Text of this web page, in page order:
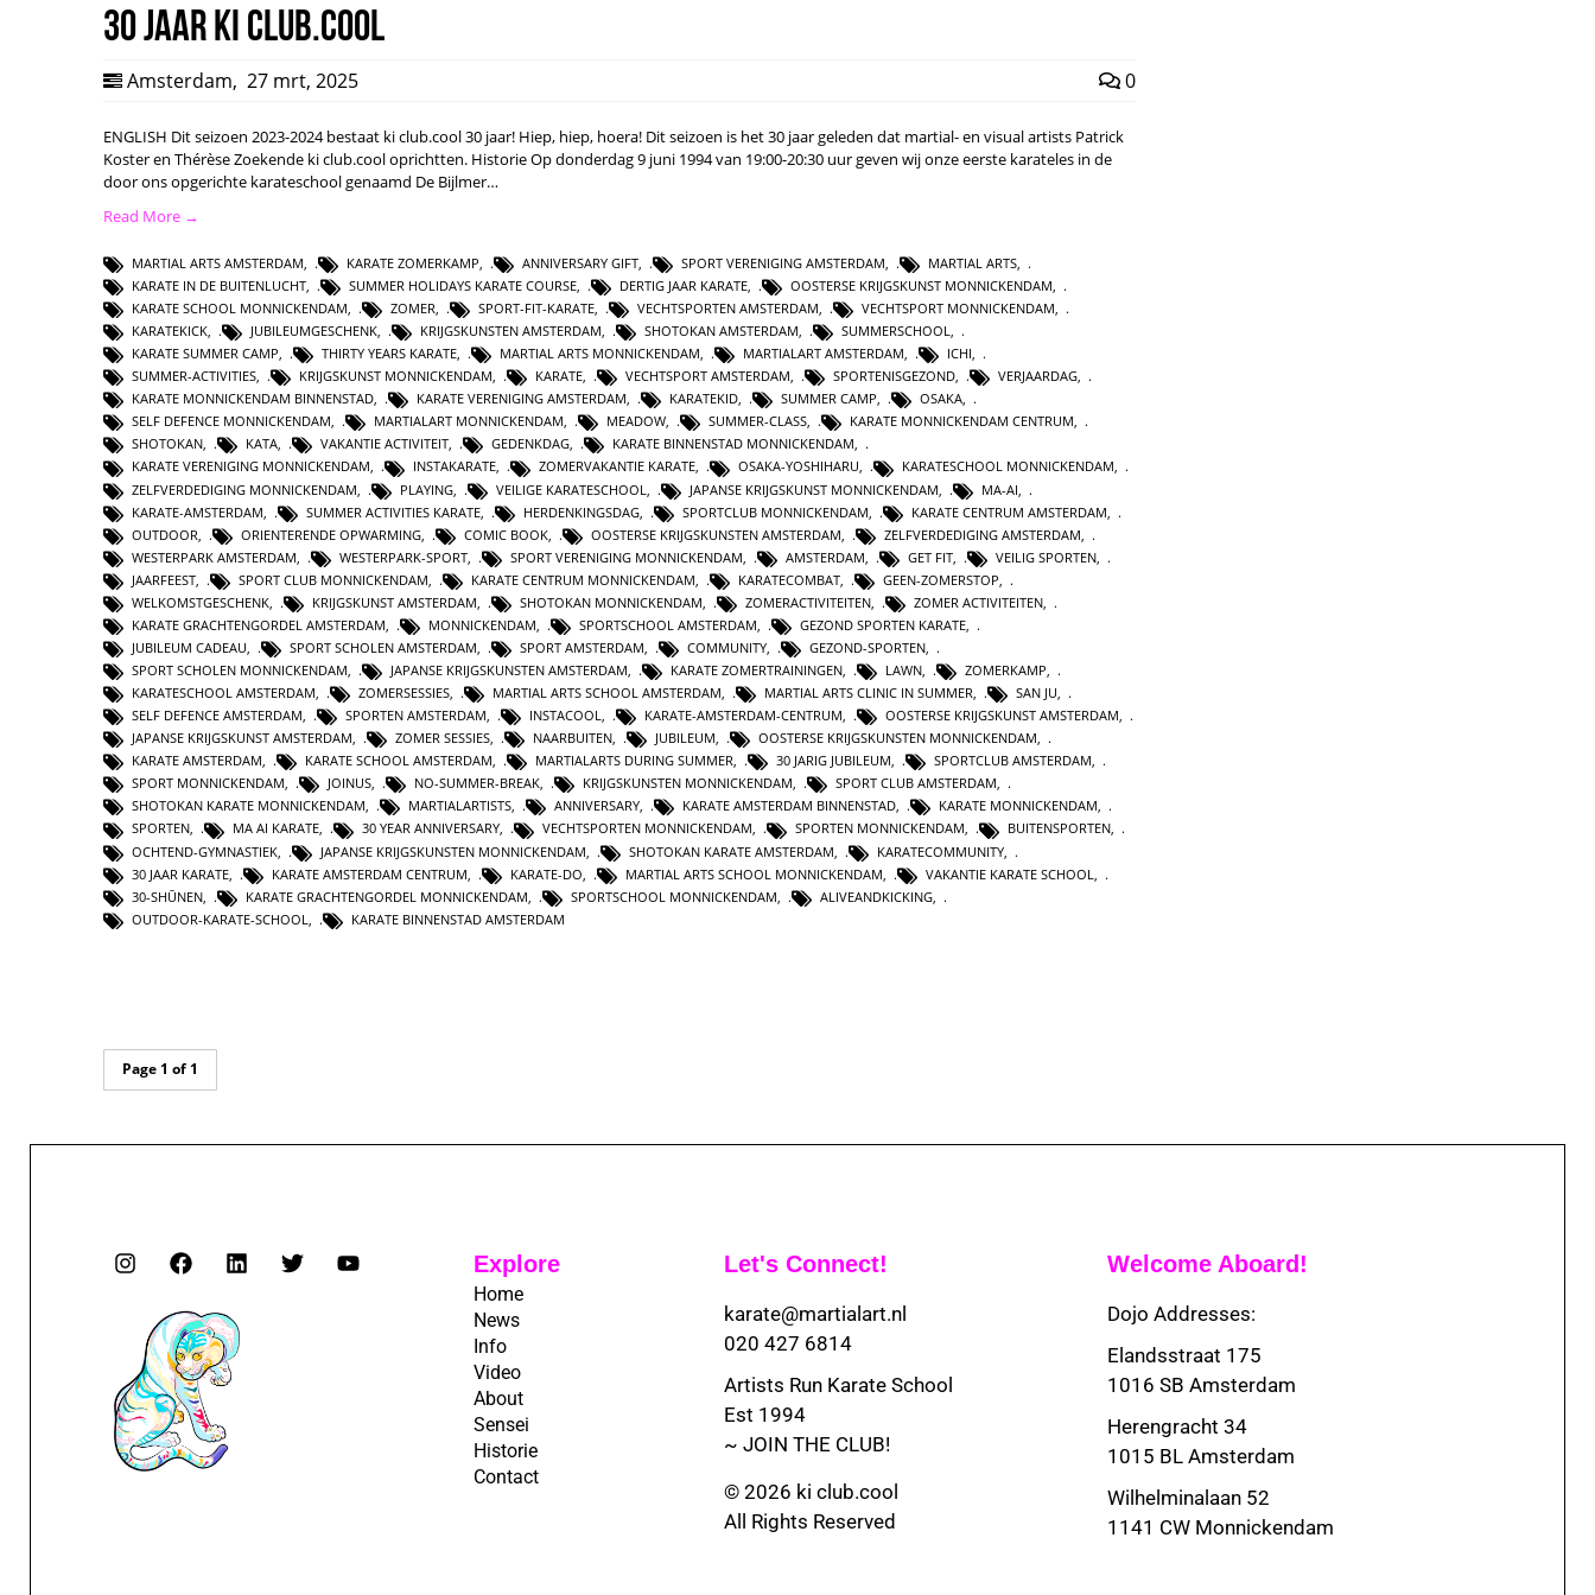
30 jaar ki club.cool
Amsterdam, 27 mrt, 2025 0
ENGLISH Dit seizoen 2023-2024 bestaat ki club.cool 30 jaar! Hiep, hiep, hoera! Dit seizoen is het 30 jaar geleden dat martial- en visual artists Patrick
Koster en Thérèse Zoekende ki club.cool oprichtten. Historie Op donderdag 9 juni 1994 van 19:00-20:30 uur geven wij onze eerste karateles in de
door ons opgerichte karateschool genaamd De Bijlmer…
Read More →
MARTIAL ARTS AMSTERDAM KARATE ZOMERKAMP ANNIVERSARY GIFT SPORT VERENIGING AMSTERDAM MARTIAL ARTS
KARATE IN DE BUITENLUCHT
SUMMER HOLIDAYS KARATE COURSE DERTIG JAAR KARATE OOSTERSE KRIJGSKUNST MONNICKENDAM
KARATE SCHOOL MONNICKENDAM, ZOMER, SPORT-FIT-KARATE, VECHTSPORTEN AMSTERDAM, VECHTSPORT MONNICKENDAM,
KARATEKICK, JUBILEUMGESCHENK, KRIJGSKUNSTEN AMSTERDAM, SHOTOKAN AMSTERDAM, SUMMERSCHOOL,
KARATE SUMMER CAMP, THIRTY YEARS KARATE, MARTIAL ARTS MONNICKENDAM, MARTIALART AMSTERDAM, ICHI,
SUMMER-ACTIVITIES, KRIJGSKUNST MONNICKENDAM, KARATE, VECHTSPORT AMSTERDAM, SPORTENISGEZOND, VERJAARDAG,
KARATE MONNICKENDAM BINNENSTAD, KARATE VERENIGING AMSTERDAM, KARATEKID, SUMMER CAMP, OSAKA,
SELF DEFENCE MONNICKENDAM, MARTIALART MONNICKENDAM, MEADOW, SUMMER-CLASS, KARATE MONNICKENDAM CENTRUM,
SHOTOKAN, KATA, VAKANTIE ACTIVITEIT, GEDENKDAG, KARATE BINNENSTAD MONNICKENDAM,
KARATE VERENIGING MONNICKENDAM, INSTAKARATE, ZOMERVAKANTIE KARATE, OSAKA-YOSHIHARU, KARATESCHOOL MONNICKENDAM,
ZELFVERDEDIGING MONNICKENDAM
PLAYING VEILIGE KARATESCHOOL JAPANSE KRIJGSKUNST MONNICKENDAM MA-AI
KARATE-AMSTERDAM
SUMMER ACTIVITIES KARATE HERDENKINGSDAG SPORTCLUB MONNICKENDAM KARATE CENTRUM AMSTERDAM
OUTDOOR
ORIENTERENDE OPWARMING COMIC BOOK OOSTERSE KRIJGSKUNSTEN AMSTERDAM ZELFVERDEDIGING AMSTERDAM
WESTERPARK AMSTERDAM
WESTERPARK-SPORT SPORT VERENIGING MONNICKENDAM AMSTERDAM GET FIT VEILIG SPORTEN
JAARFEEST
SPORT CLUB MONNICKENDAM KARATE CENTRUM MONNICKENDAM KARATECOMBAT GEEN-ZOMERSTOP
WELKOMSTGESCHENK
KRIJGSKUNST AMSTERDAM SHOTOKAN MONNICKENDAM ZOMERACTIVITEITEN ZOMER ACTIVITEITEN
KARATE GRACHTENGORDEL AMSTERDAM
MONNICKENDAM SPORTSCHOOL AMSTERDAM GEZOND SPORTEN KARATE
JUBILEUM CADEAU
SPORT SCHOLEN AMSTERDAM SPORT AMSTERDAM COMMUNITY GEZOND-SPORTEN
SPORT SCHOLEN MONNICKENDAM, JAPANSE KRIJGSKUNSTEN AMSTERDAM, KARATE ZOMERTRAININGEN, LAWN, ZOMERKAMP,
KARATESCHOOL AMSTERDAM, ZOMERSESSIES, MARTIAL ARTS SCHOOL AMSTERDAM, MARTIAL ARTS CLINIC IN SUMMER, SAN JU,
SELF DEFENCE AMSTERDAM, SPORTEN AMSTERDAM, INSTACOOL, KARATE-AMSTERDAM-CENTRUM, OOSTERSE KRIJGSKUNST AMSTERDAM,
JAPANSE KRIJGSKUNST AMSTERDAM, ZOMER SESSIES, NAARBUITEN, JUBILEUM, OOSTERSE KRIJGSKUNSTEN MONNICKENDAM,
KARATE AMSTERDAM, KARATE SCHOOL AMSTERDAM, MARTIALARTS DURING SUMMER, 30 JARIG JUBILEUM, SPORTCLUB AMSTERDAM,
SPORT MONNICKENDAM, JOINUS, NO-SUMMER-BREAK, KRIJGSKUNSTEN MONNICKENDAM, SPORT CLUB AMSTERDAM,
SHOTOKAN KARATE MONNICKENDAM, MARTIALARTISTS, ANNIVERSARY, KARATE AMSTERDAM BINNENSTAD, KARATE MONNICKENDAM,
SPORTEN, MA AI KARATE, 30 YEAR ANNIVERSARY, VECHTSPORTEN MONNICKENDAM, SPORTEN MONNICKENDAM, BUITENSPORTEN,
OCHTEND-GYMNASTIEK
JAPANSE KRIJGSKUNSTEN MONNICKENDAM SHOTOKAN KARATE AMSTERDAM KARATECOMMUNITY
30 JAAR KARATE
KARATE AMSTERDAM CENTRUM KARATE-DO MARTIAL ARTS SCHOOL MONNICKENDAM VAKANTIE KARATE SCHOOL
30-SHŪNEN
KARATE GRACHTENGORDEL MONNICKENDAM SPORTSCHOOL MONNICKENDAM ALIVEANDKICKING
OUTDOOR-KARATE-SCHOOL
KARATE BINNENSTAD AMSTERDAM
Page 1 of 1
Explore
Home
News
Info
Video
About
Sensei
Historie
Contact
Let's Connect!
karate@martialart.nl
020 427 6814
Artists Run Karate School
Est 1994
~ JOIN THE CLUB!
© 2026 ki club.cool
All Rights Reserved
Welcome Aboard!
Dojo Addresses:
Elandsstraat 175
1016 SB Amsterdam
Herengracht 34
1015 BL Amsterdam
Wilhelminalaan 52
1141 CW Monnickendam